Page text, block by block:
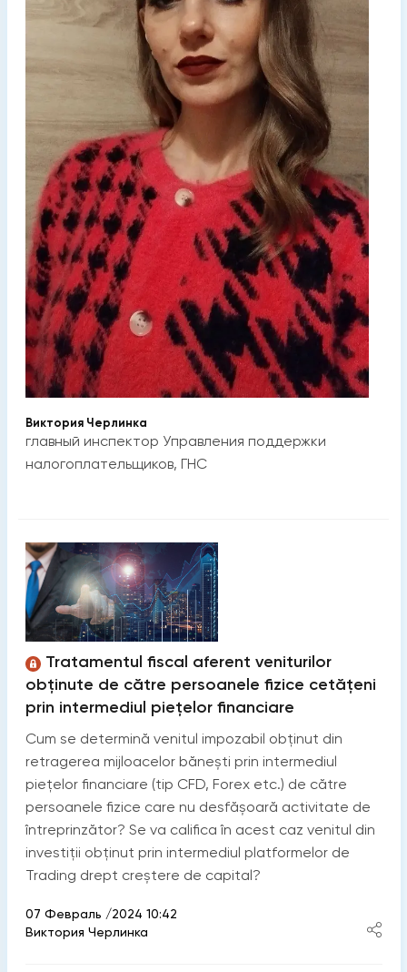
Виктория Черлинка
главный инспектор Управления поддержки
налогоплательщиков, ГНС
Tratamentul fiscal aferent veniturilor
obținute de către persoanele fizice cetățeni
prin intermediul piețelor financiare
Cum se determină venitul impozabil obținut din
retragerea mijloacelor bănești prin intermediul
piețelor financiare (tip CFD, Forex etc.) de către
persoanele fizice care nu desfășoară activitate de
întreprinzător? Se va califica în acest caz venitul din
investiții obținut prin intermediul platformelor de
Trading drept creștere de capital?
07 Февраль /2024 10:42
Виктория Черлинка